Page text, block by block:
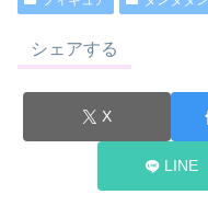
シェアする
X
LINE